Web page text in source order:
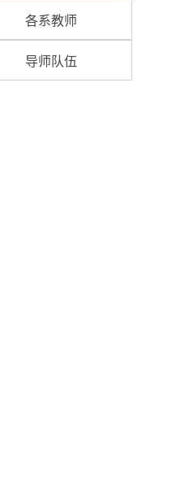
各系教师
导师队伍